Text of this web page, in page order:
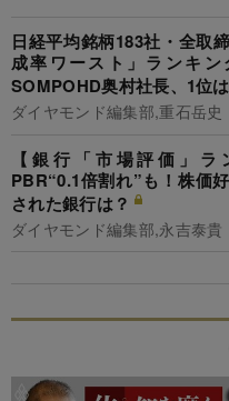
日経平均銘柄183社・全取
成率ワースト」ランキ
SOMPOHD奥村社長、1位
ダイヤモンド編集部,重石岳史
【銀行「市場評価」ラ
PBR“0.1倍割れ”も！株価
された銀行は？
ダイヤモンド編集部,永吉泰貴